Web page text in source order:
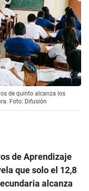
de quinto alcanza los
Foto: Difusión
de Aprendizaje
que solo el 12,8
alcanza